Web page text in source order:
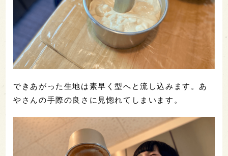
できあがった生地は素早く型へと流し込みます。あ
やさんの手際の良さに見惚れてしまいます。